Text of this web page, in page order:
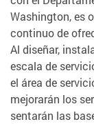
Washington, es
continuo de
Al diseñar,
escala de
el área de
mejorarán los
sentarán las